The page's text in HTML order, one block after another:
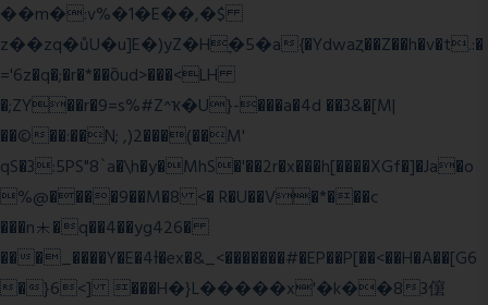
��m�:v%�1�E��,�$
z��zq�ůU�u]E�)yZ�Hׇ�5�a{�Ydwaȥ��Z��h�v�t.:�
='6z�q�;�r�*��ȍud>���<LH
�;ZY��r�9=s%#Z^ҡ�U}-���a�4d ��3&�[M|
��©��:��N; ,)2���(��M'
qS�3:5PS"8`a�\h�y�MhS�'��2r�x���h[����XGf�]�Ja�o
%@����9��M�8 <� R�U��V�*���c
���n⯸�q��4��yg426�
���_����Y�E�4Ɨ�ex�&_<�������#�EP��P[��<��H�A��[G6
�}6<] ���H�}L�����x'�k��83僒